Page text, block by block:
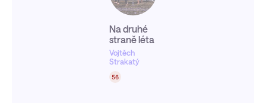
Na druhé
straně léta
Vojtěch
Strakatý
56